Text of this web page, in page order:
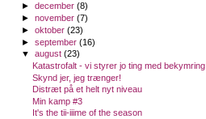
►december(8)
►november(7)
►oktober(23)
►september(16)
▼august(23)
Katastrofalt - vi styrer jo ting med bekymring
Skynd jer, jeg trænger!
Distræt på et helt nyt niveau
Min kamp #3
It's the tii-iiime of the season